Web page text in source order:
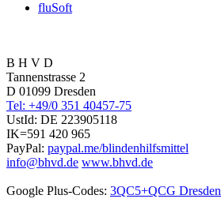
fluSoft
B H V D
Tannenstrasse 2
D 01099 Dresden
Tel: +49/0 351 40457-75
UstId: DE 223905118
IK=591 420 965
PayPal: paypal.me/blindenhilfsmittel
info@bhvd.de www.bhvd.de
Google Plus-Codes: 3QC5+QCG Dresden